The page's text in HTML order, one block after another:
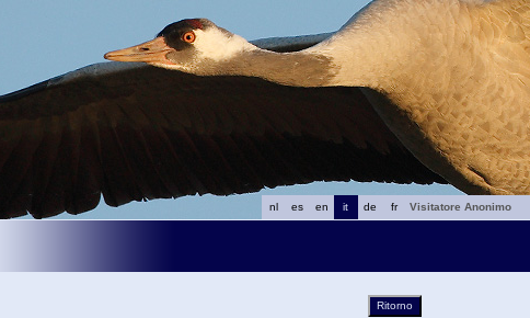
fr
de
it
en
es
nl
Visitatore Anonimo